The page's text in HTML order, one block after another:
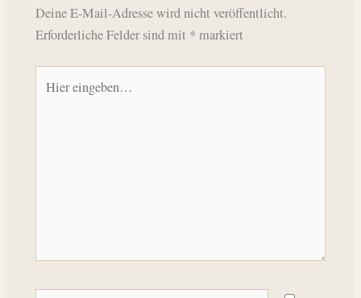
Deine E-Mail-Adresse wird nicht veröffentlicht.
Erforderliche Felder sind mit * markiert
eingeben…